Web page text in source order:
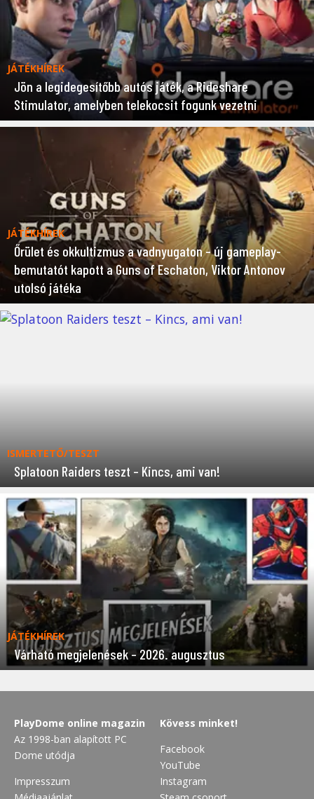
JÁTÉKHÍREK
Jön a legidegesítőbb autós játék, a Rideshare
Stimulator, amelyben telekocsit fogunk vezetni
JÁTÉKHÍREK
Őrület és okkultizmus a vadnyugaton – új gameplay-
bemutatót kapott a Guns of Eschaton, Viktor Antonov
utolsó játéka
ISMERTETŐ/TESZT
Splatoon Raiders teszt – Kincs, ami van!
JÁTÉKHÍREK
Várható megjelenések – 2026. augusztus
PlayDome online magazin
Az 1998-ban alapított PC
Dome utódja
Impresszum
Kövess minket!
Facebook
YouTube
Instagram